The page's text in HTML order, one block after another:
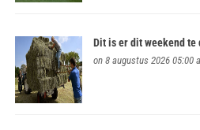
Dit is er dit weekend te
on 8 augustus 2026 05:00